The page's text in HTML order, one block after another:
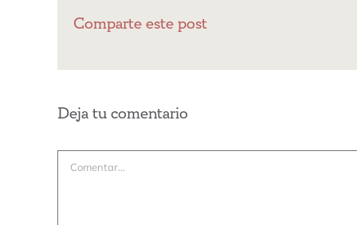
Comparte este post
Deja tu comentario